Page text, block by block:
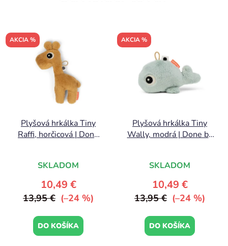
AKCIA %
Plyšová hrkálka Tiny
Raffi, horčicová | Done
SKLADOM
10,49 €
13,95 € (–24 %)
DO KOŠÍKA
AKCIA %
Plyšová hrkálka Tiny
Wally, modrá | Done by
SKLADOM
10,49 €
13,95 € (–24 %)
DO KOŠÍKA